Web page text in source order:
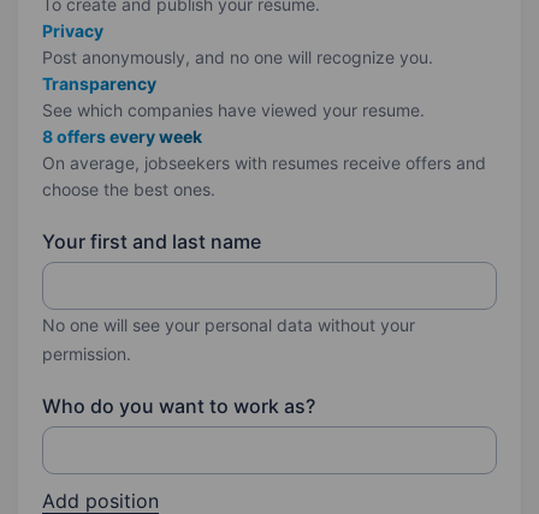
To create and publish your resume.
Privacy
Post anonymously, and no one will recognize you.
Transparency
See which companies have viewed your resume.
8 offers every week
On average, jobseekers with resumes receive offers and
choose the best ones.
Your first and last name
No one will see your personal data without your
permission.
Who do you want to work as?
Add position